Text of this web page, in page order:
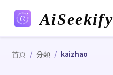
AiSeekify
首頁 / 分類 / kaizhao